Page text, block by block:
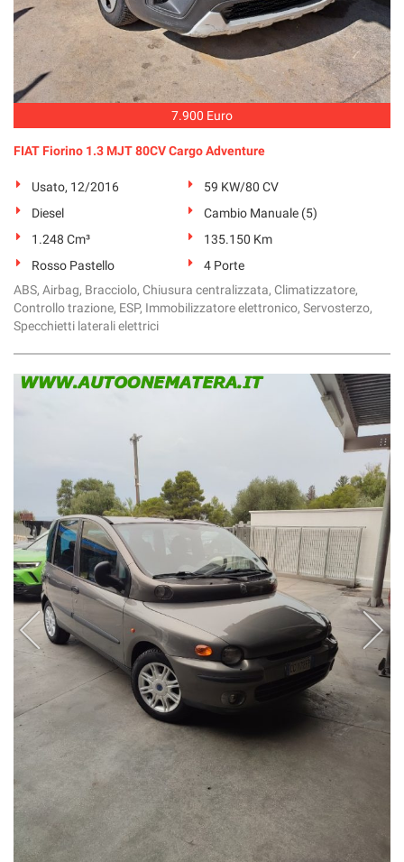
7.900 Euro
FIAT Fiorino 1.3 MJT 80CV Cargo Adventure
Usato, 12/2016
59 KW/80 CV
Diesel
Cambio Manuale (5)
1.248 Cm³
135.150 Km
Rosso Pastello
4 Porte
ABS, Airbag, Bracciolo, Chiusura centralizzata, Climatizzatore,
Controllo trazione, ESP, Immobilizzatore elettronico, Servosterzo,
Specchietti laterali elettrici